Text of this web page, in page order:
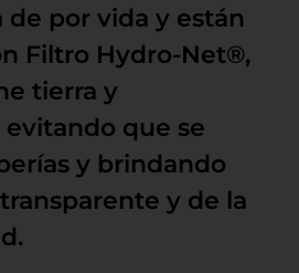
de por vida y están
Filtro Hydro-Net®,
tierra y
que se
y brindando
y de la